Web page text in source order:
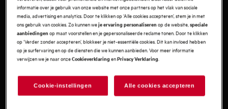
Onze series
Ons assortiment dampkappen is beschikbaar van de serie
9000 tot de serie 3000. In de serie 9000 vind je onze beste
functies en technologie met een spectaculair design. In de
serie 3000 vind je een betaalbare en betrouwbare dampkap
met geweldige motorprestaties.
Bekijk ons gamma wanddampkappen
informatie over je gebruik van onze website met onze partners op het vlak van sociale
media, advertising en analytics. Door te klikken op ‘Alle cookies accepteren’, stem je in met
ons gebruik van cookies. Zo kunnen weje ervaring personaliseren op de website,speciale
aanbiedingen op maat voorstellen en je gepersonaliseerde reclame tonen. Door te klikken
op ‘Verder zonder accepteren’, blokkeer je niet-essentiële cookies. Dit kan invloed hebben
op je surfervaring en op de diensten die we kunnen aanbieden. Voor meer informatie
verwijzen we je naar onzeCookieverklaringenPrivacy Verklaring.
Cookie-instellingen Alle cookies accepteren